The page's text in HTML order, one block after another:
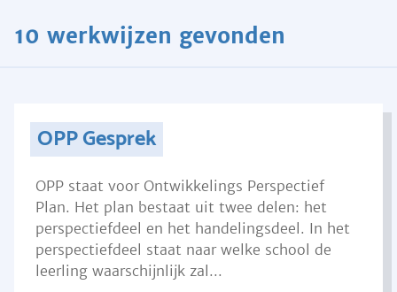
10 werkwijzen gevonden
OPP Gesprek
OPP staat voor Ontwikkelings Perspectief
Plan. Het plan bestaat uit twee delen: het
perspectiefdeel en het handelingsdeel. In het
perspectiefdeel staat naar welke school de
leerling waarschijnlijk zal...